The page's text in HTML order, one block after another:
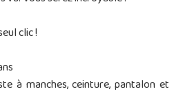
clic !
à manches, ceinture, pantalon et